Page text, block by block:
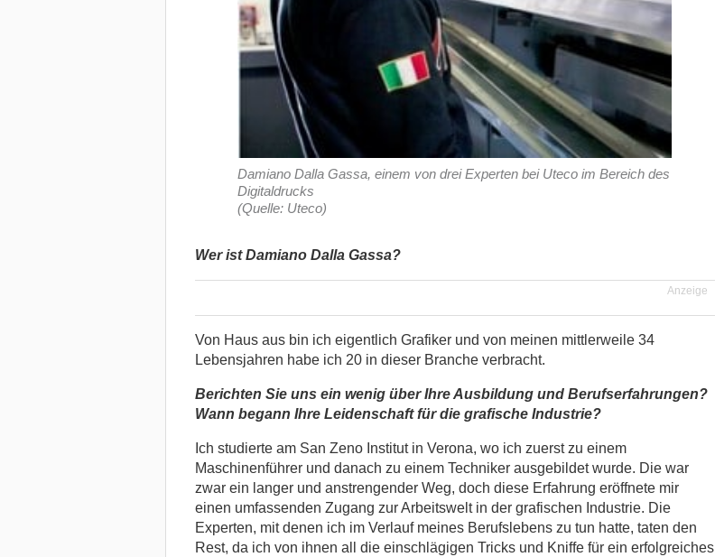
Damiano Dalla Gassa, einem von drei Experten bei Uteco im Bereich des
Digitaldrucks
(Quelle: Uteco)
Wer ist Damiano Dalla Gassa?
Anzeige
Von Haus aus bin ich eigentlich Grafiker und von meinen mittlerweile 34
Lebensjahren habe ich 20 in dieser Branche verbracht.
Berichten Sie uns ein wenig über Ihre Ausbildung und Berufserfahrungen?
Wann begann Ihre Leidenschaft für die grafische Industrie?
Ich studierte am San Zeno Institut in Verona, wo ich zuerst zu einem
Maschinenführer und danach zu einem Techniker ausgebildet wurde. Die war
zwar ein langer und anstrengender Weg, doch diese Erfahrung eröffnete mir
einen umfassenden Zugang zur Arbeitswelt in der grafischen Industrie. Die
Experten, mit denen ich im Verlauf meines Berufslebens zu tun hatte, taten den
Rest, da ich von ihnen all die einschlägigen Tricks und Kniffe für ein erfolgreiches